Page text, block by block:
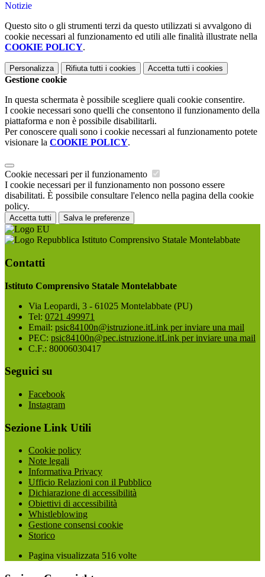
Notizie
Questo sito o gli strumenti terzi da questo utilizzati si avvalgono di
cookie necessari al funzionamento ed utili alle finalità illustrate nella
COOKIE POLICY.
Personalizza Rifiuta tutti i cookies Accetta tutti i cookies
Gestione cookie
In questa schermata è possibile scegliere quali cookie consentire.
I cookie necessari sono quelli che consentono il funzionamento della
piattaforma e non è possibile disabilitarli.
Per conoscere quali sono i cookie necessari al funzionamento potete
visionare la COOKIE POLICY.
Cookie necessari per il funzionamento
I cookie necessari per il funzionamento non possono essere
disabilitati. È possibile consultare l'elenco nella pagina della cookie
policy.
Accetta tutti Salva le preferenze
Istituto Comprensivo Statale Montelabbate
Contatti
Istituto Comprensivo Statale Montelabbate
Via Leopardi, 3 - 61025 Montelabbate (PU)
Tel: 0721 499971
Email: psic84100n@istruzione.itLink per inviare una mail
PEC: psic84100n@pec.istruzione.itLink per inviare una mail
C.F.: 80006030417
Seguici su
Facebook
Instagram
Sezione Link Utili
Cookie policy
Note legali
Informativa Privacy
Ufficio Relazioni con il Pubblico
Dichiarazione di accessibilità
Obiettivi di accessibilità
Whistleblowing
Gestione consensi cookie
Storico
Pagina visualizzata 516 volte